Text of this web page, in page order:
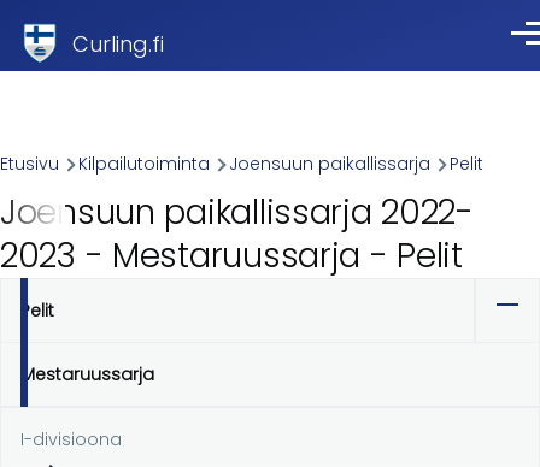
Curling.fi
Breadcrumb
Etusivu Kilpailutoiminta Joensuun paikallissarja Pelit
Joensuun paikallissarja 2022-
2023 - Mestaruussarja - Pelit
Ensisijaiset
välilehdet
Pelit
Mestaruussarja
I-divisioona